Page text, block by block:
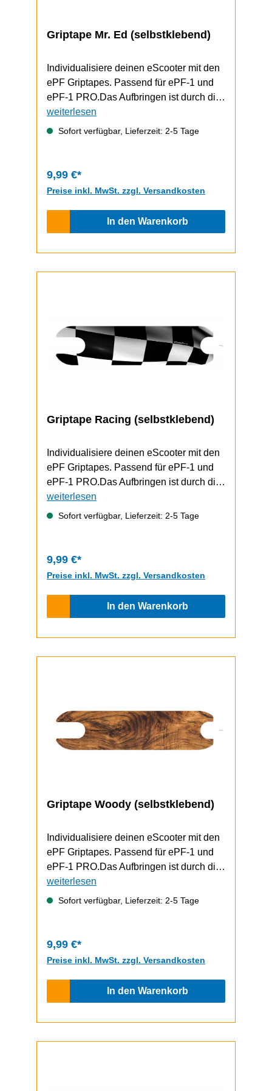
Griptape Mr. Ed (selbstklebend)
Individualisiere deinen eScooter mit den
ePF Griptapes. Passend für ePF-1 und
ePF-1 PRO.Das Aufbringen ist durch die
selbstklebende Unterseite schnell und
einfach durchzuführen.ePF-1 / ePF-1
weiterlesen
Sofort verfügbar, Lieferzeit: 2-5 Tage
9,99 €*
Preise inkl. MwSt. zzgl. Versandkosten
In den Warenkorb
Griptape Racing (selbstklebend)
Individualisiere deinen eScooter mit den
ePF Griptapes. Passend für ePF-1 und
ePF-1 PRO.Das Aufbringen ist durch die
selbstklebende Unterseite schnell und
einfach durchzuführen.ePF-1 / ePF-1
weiterlesen
Sofort verfügbar, Lieferzeit: 2-5 Tage
9,99 €*
Preise inkl. MwSt. zzgl. Versandkosten
In den Warenkorb
Griptape Woody (selbstklebend)
Individualisiere deinen eScooter mit den
ePF Griptapes. Passend für ePF-1 und
ePF-1 PRO.Das Aufbringen ist durch die
selbstklebende Unterseite schnell und
einfach durchzuführen.ePF-1 / ePF-1
weiterlesen
Sofort verfügbar, Lieferzeit: 2-5 Tage
9,99 €*
Preise inkl. MwSt. zzgl. Versandkosten
In den Warenkorb